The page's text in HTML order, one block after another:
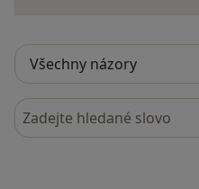
Hledejte v názorech